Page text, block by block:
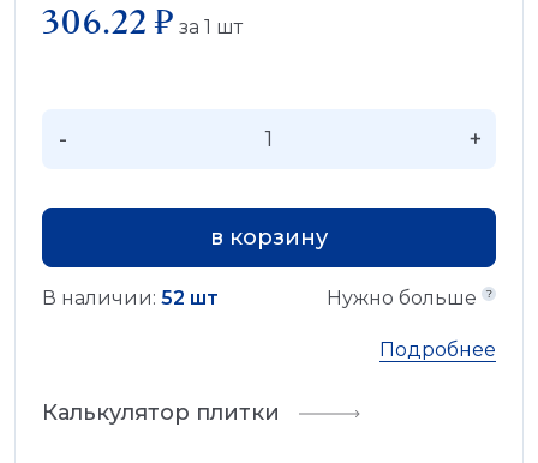
306.22 ₽ за 1 шт
- +
в корзину
В наличии: 52 шт Нужно больше
Подробнее
Калькулятор плитки